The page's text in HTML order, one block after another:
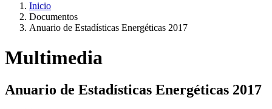
Inicio
Documentos
Anuario de Estadísticas Energéticas 2017
Multimedia
Anuario de Estadísticas Energéticas 2017